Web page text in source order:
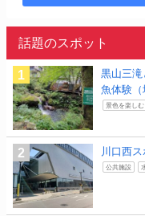
話題のスポット
黒山三滝
魚体験（
景色を楽しむ
川口西
公共施設